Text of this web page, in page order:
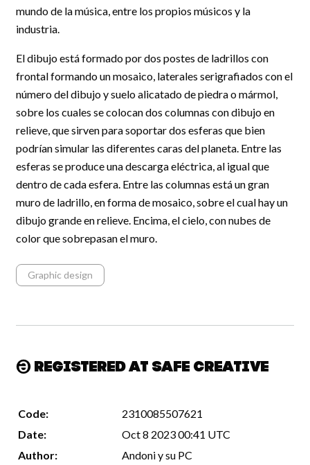
mundo de la música, entre los propios músicos y la
industria.
El dibujo está formado por dos postes de ladrillos con
frontal formando un mosaico, laterales serigrafiados con el
número del dibujo y suelo alicatado de piedra o mármol,
sobre los cuales se colocan dos columnas con dibujo en
relieve, que sirven para soportar dos esferas que bien
podrían simular las diferentes caras del planeta. Entre las
esferas se produce una descarga eléctrica, al igual que
dentro de cada esfera. Entre las columnas está un gran
muro de ladrillo, en forma de mosaico, sobre el cual hay un
dibujo grande en relieve. Encima, el cielo, con nubes de
color que sobrepasan el muro.
Graphic design
Registered at Safe Creative
Code:
2310085507621
Date:
Oct 8 2023 00:41 UTC
Author:
Andoni y su PC